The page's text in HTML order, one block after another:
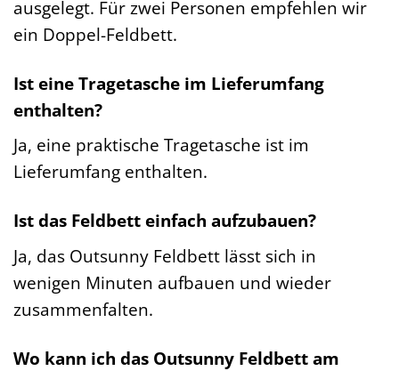
ausgelegt. Für zwei Personen empfehlen wir
ein Doppel-Feldbett.
Ist eine Tragetasche im Lieferumfang
enthalten?
Ja, eine praktische Tragetasche ist im
Lieferumfang enthalten.
Ist das Feldbett einfach aufzubauen?
Ja, das Outsunny Feldbett lässt sich in
wenigen Minuten aufbauen und wieder
zusammenfalten.
Wo kann ich das Outsunny Feldbett am